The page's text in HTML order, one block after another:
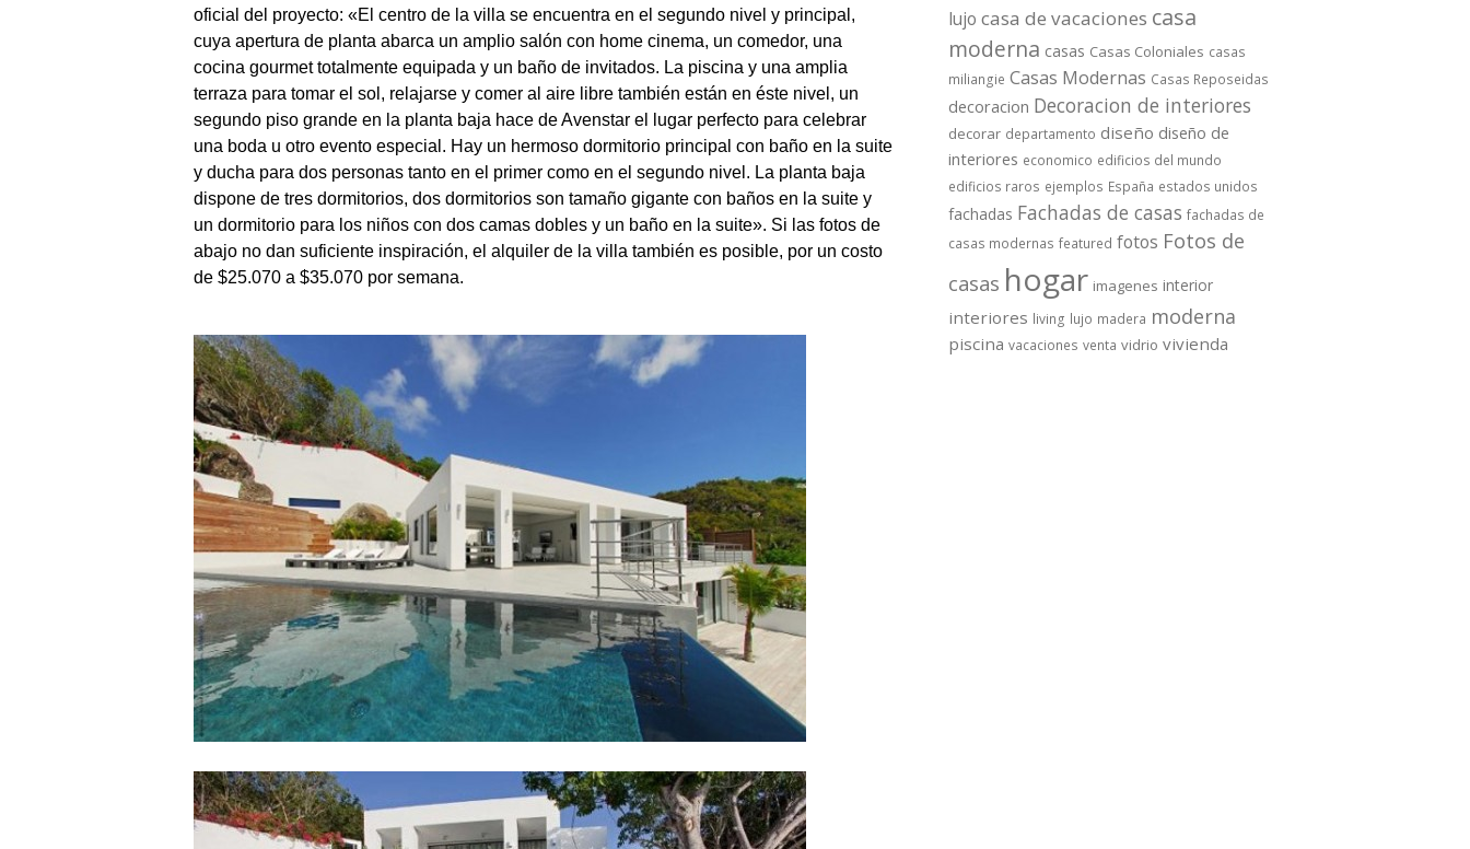
oficial del proyecto: «El centro de la villa se encuentra en el segundo nivel y principal,
cuya apertura de planta abarca un amplio salón con home cinema, un comedor, una
cocina gourmet totalmente equipada y un baño de invitados. La piscina y una amplia
terraza para tomar el sol, relajarse y comer al aire libre también están en éste nivel, un
segundo piso grande en la planta baja hace de Avenstar el lugar perfecto para celebrar
una boda u otro evento especial. Hay un hermoso dormitorio principal con baño en la suite
y ducha para dos personas tanto en el primer como en el segundo nivel. La planta baja
dispone de tres dormitorios, dos dormitorios son tamaño gigante con baños en la suite y
un dormitorio para los niños con dos camas dobles y un baño en la suite». Si las fotos de
abajo no dan suficiente inspiración, el alquiler de la villa también es posible, por un costo
de $25.070 a $35.070 por semana.
lujo casa de vacaciones casa
moderna casas Casas Coloniales casas
miliangie Casas Modernas Casas Reposeidas
decoracion Decoracion de interiores
decorar departamento diseño diseño de
interiores economico edificios del mundo
edificios raros ejemplos España estados unidos
fachadas Fachadas de casas fachadas de
casas modernas featured fotos Fotos de
casas hogar imagenes interior
interiores living lujo madera moderna
piscina vacaciones venta vidrio vivienda